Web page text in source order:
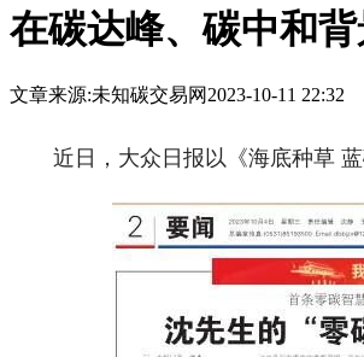
在碳达峰、碳中和
文章来源:未知碳交易网 2023-10-11 22:32
近日，大众日报以《海底种草